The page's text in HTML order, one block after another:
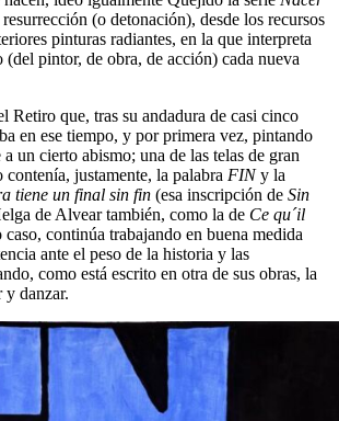
(o detonación), desde los recursos
pinturas radiantes, en la que interpreta
pintor, de obra, de acción) cada nueva
Retiro que, tras su andadura de casi cinco
en ese tiempo, y por primera vez, pintando
un cierto abismo; una de las telas de gran
justamente, la palabra FINy la
tiene un final sin fin (esa inscripción de Sin
de Alvear también, como la de Ce qu´il
continúa trabajando en buena medida
ante el peso de la historia y las
como está escrito en otra de sus obras, la
y danzar.